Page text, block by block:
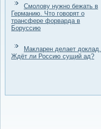
Смолову нужно бежать в
Германию. Что говорят о
трансфере форварда в
Боруссию
Макларен делает доклад.
Ждёт ли Россию сущий ад?